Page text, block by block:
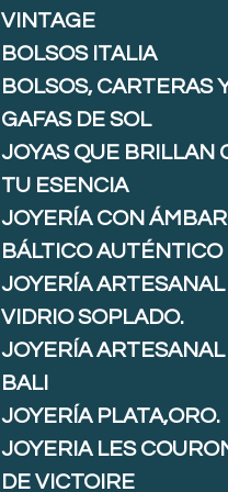
VINTAGE
BOLSOS ITALIA
BOLSOS, CARTERAS
GAFAS DE SOL
JOYAS QUE BRILLAN
TU ESENCIA
JOYERÍA CON ÁMBAR
BÁLTICO AUTÉNTICO
JOYERÍA ARTESANAL
VIDRIO SOPLADO.
JOYERÍA ARTESANAL
BALI
JOYERÍA PLATA,ORO.
JOYERIA LES
DE VICTOIRE